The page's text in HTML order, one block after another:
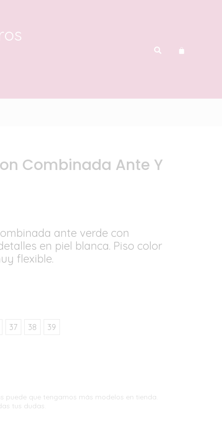
Combinada Ante Y
ante verde con
en piel blanca. Piso color
flexible.
37 38 39
puede que tengamos más modelos en tienda.
tus dudas.